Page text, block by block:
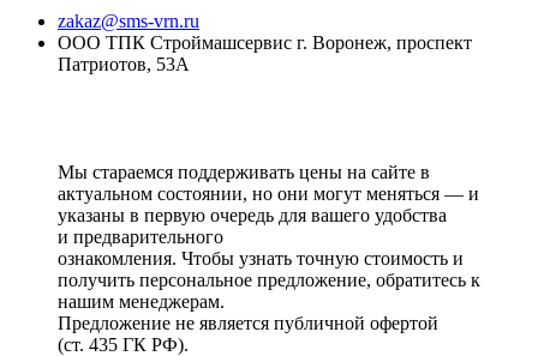
zakaz@sms-vrn.ru
ООО ТПК Строймашсервис г. Воронеж, проспект
Патриотов, 53А
Мы стараемся поддерживать цены на сайте в
актуальном состоянии, но они могут меняться — и
указаны в первую очередь для вашего удобства
и предварительного
ознакомления. Чтобы узнать точную стоимость и
получить персональное предложение, обратитесь к
нашим менеджерам.
Предложение не является публичной офертой
(ст. 435 ГК РФ).